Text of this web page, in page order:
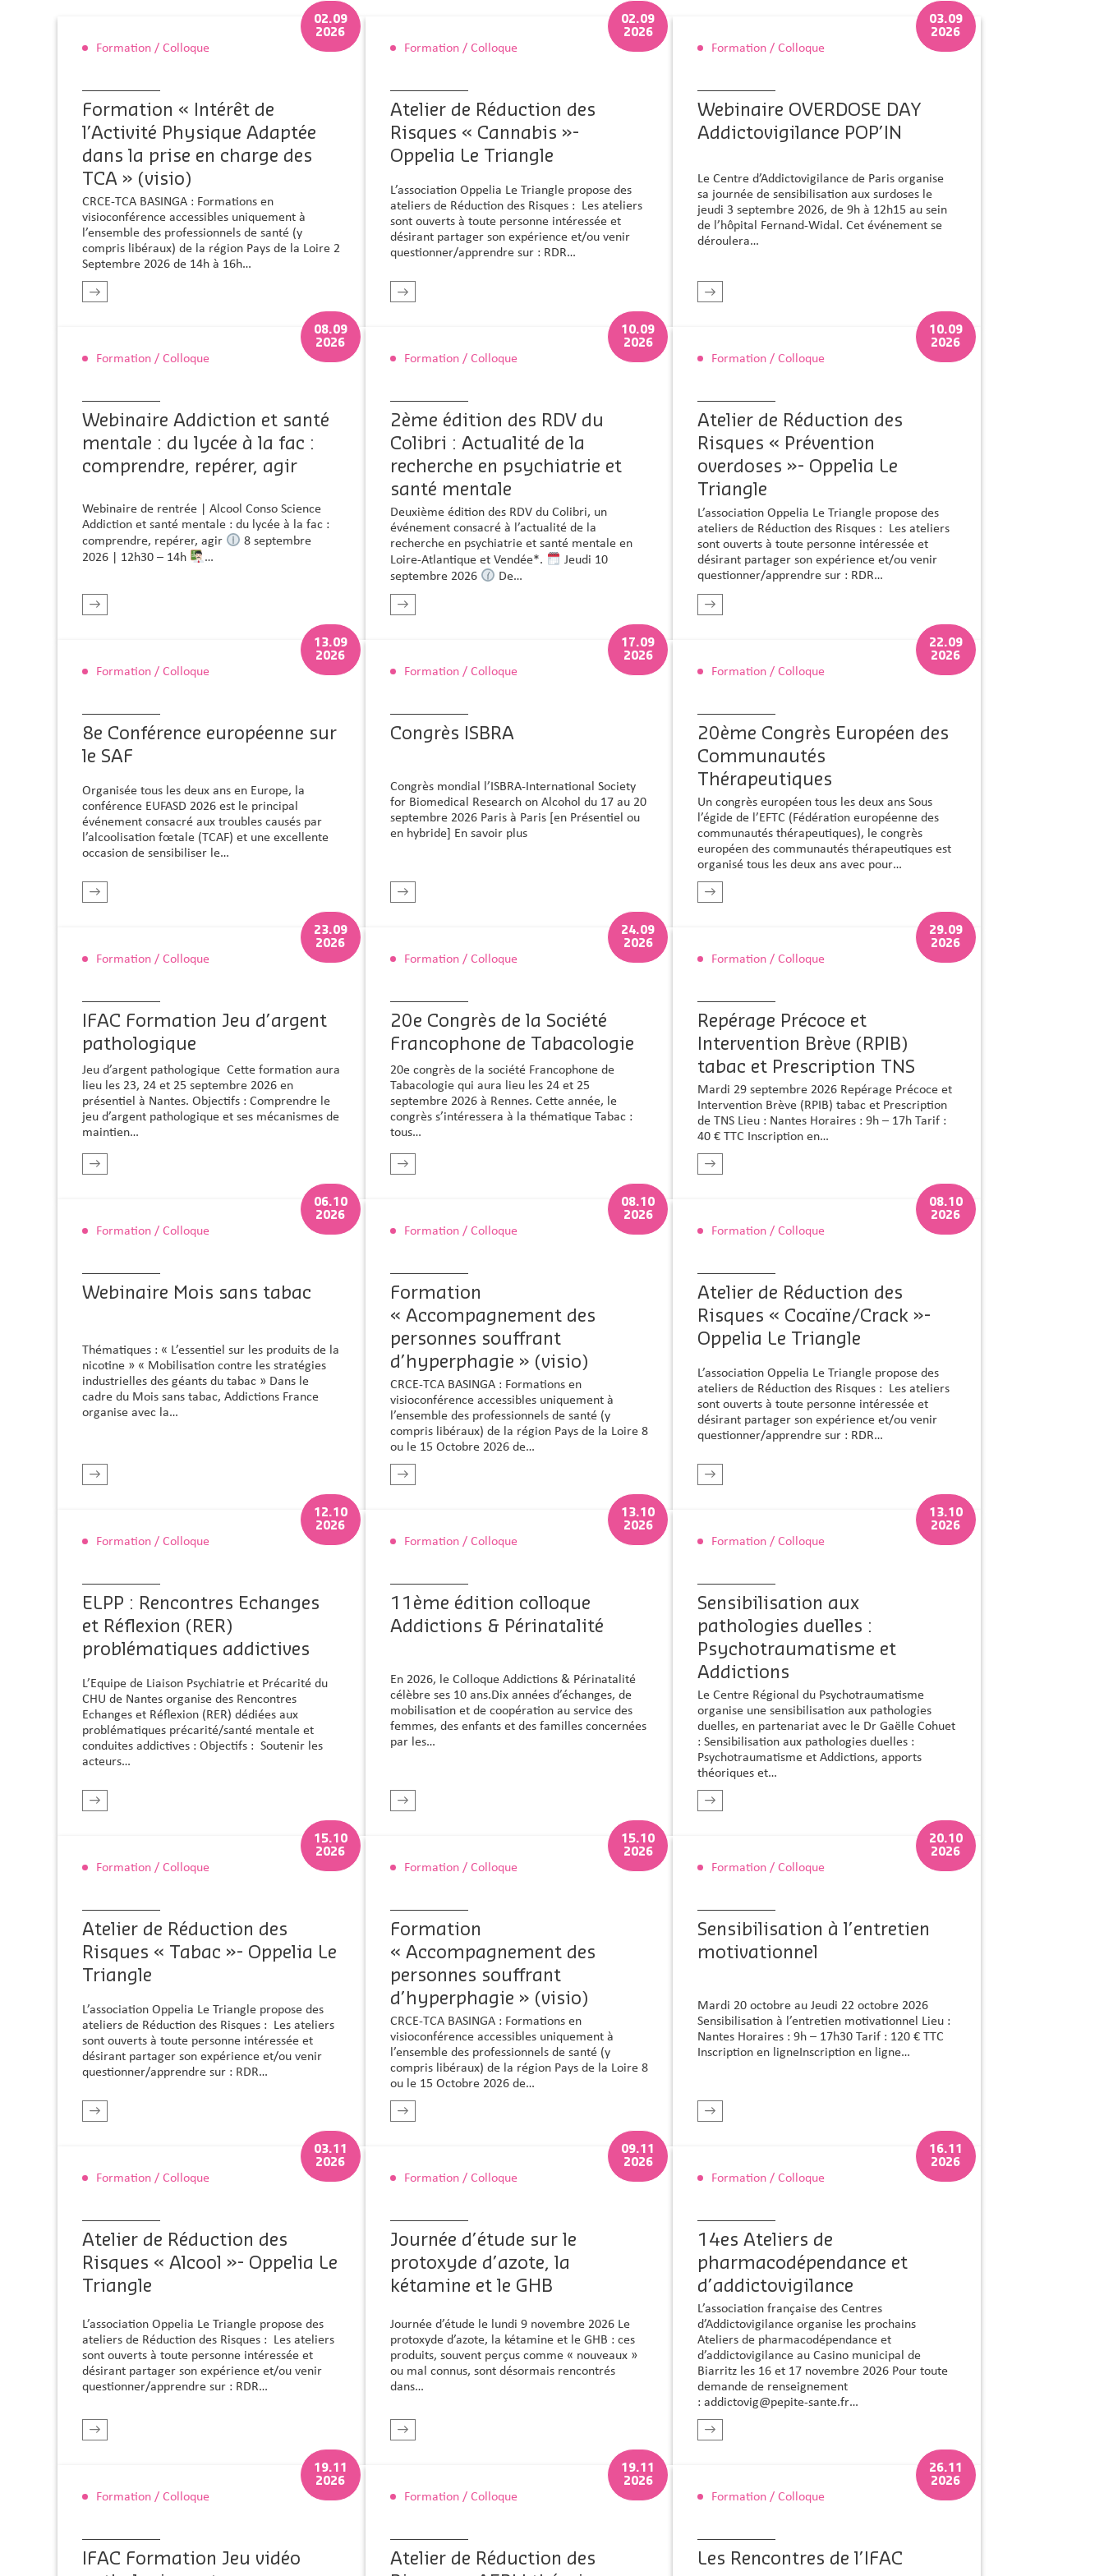
Formation / Colloque
02.09
2026
Formation « Intérêt de
l’Activité Physique Adaptée
dans la prise en charge des
TCA » (visio)
CRCE-TCA BASINGA : Formations en
visioconférence accessibles uniquement à
l’ensemble des professionnels de santé (y
compris libéraux) de la région Pays de la Loire 2
Septembre 2026 de 14h à 16h…
Formation / Colloque
02.09
2026
Atelier de Réduction des
Risques « Cannabis »-
Oppelia Le Triangle
L’association Oppelia Le Triangle propose des
ateliers de Réduction des Risques : Les ateliers
sont ouverts à toute personne intéressée et
désirant partager son expérience et/ou venir
questionner/apprendre sur : RDR…
Formation / Colloque
03.09
2026
Webinaire OVERDOSE DAY
Addictovigilance POP’IN
Le Centre d’Addictovigilance de Paris organise
sa journée de sensibilisation aux surdoses le
jeudi 3 septembre 2026, de 9h à 12h15 au sein
de l’hôpital Fernand-Widal. Cet événement se
déroulera…
Formation / Colloque
08.09
2026
Webinaire Addiction et santé
mentale : du lycée à la fac :
comprendre, repérer, agir
Webinaire de rentrée | Alcool Conso Science
Addiction et santé mentale : du lycée à la fac :
comprendre, repérer, agir
8 septembre
2026 | 12h30 – 14h
…
Formation / Colloque
10.09
2026
2ème édition des RDV du
Colibri : Actualité de la
recherche en psychiatrie et
santé mentale
Deuxième édition des RDV du Colibri, un
événement consacré à l’actualité de la
recherche en psychiatrie et santé mentale en
Loire-Atlantique et Vendée*.
Jeudi 10
septembre 2026
De…
Formation / Colloque
10.09
2026
Atelier de Réduction des
Risques « Prévention
overdoses »- Oppelia Le
Triangle
L’association Oppelia Le Triangle propose des
ateliers de Réduction des Risques : Les ateliers
sont ouverts à toute personne intéressée et
désirant partager son expérience et/ou venir
questionner/apprendre sur : RDR…
Formation / Colloque
13.09
2026
8e Conférence européenne sur
le SAF
Organisée tous les deux ans en Europe, la
conférence EUFASD 2026 est le principal
événement consacré aux troubles causés par
l’alcoolisation fœtale (TCAF) et une excellente
occasion de sensibiliser le…
Formation / Colloque
17.09
2026
Congrès ISBRA
Congrès mondial l’ISBRA-International Society
for Biomedical Research on Alcohol du 17 au 20
septembre 2026 Paris à Paris [en Présentiel ou
en hybride] En savoir plus
Formation / Colloque
22.09
2026
20ème Congrès Européen des
Communautés
Thérapeutiques
Un congrès européen tous les deux ans Sous
l’égide de l’EFTC (Fédération européenne des
communautés thérapeutiques), le congrès
européen des communautés thérapeutiques est
organisé tous les deux ans avec pour…
Formation / Colloque
23.09
2026
IFAC Formation Jeu d’argent
pathologique
Jeu d’argent pathologique Cette formation aura
lieu les 23, 24 et 25 septembre 2026 en
présentiel à Nantes. Objectifs : Comprendre le
jeu d’argent pathologique et ses mécanismes de
maintien…
Formation / Colloque
24.09
2026
20e Congrès de la Société
Francophone de Tabacologie
20e congrès de la société Francophone de
Tabacologie qui aura lieu les 24 et 25
septembre 2026 à Rennes. Cette année, le
congrès s’intéressera à la thématique Tabac :
tous…
Formation / Colloque
29.09
2026
Repérage Précoce et
Intervention Brève (RPIB)
tabac et Prescription TNS
Mardi 29 septembre 2026 Repérage Précoce et
Intervention Brève (RPIB) tabac et Prescription
de TNS Lieu : Nantes Horaires : 9h – 17h Tarif :
40 € TTC Inscription en…
Formation / Colloque
06.10
2026
Webinaire Mois sans tabac
Thématiques : « L’essentiel sur les produits de la
nicotine » « Mobilisation contre les stratégies
industrielles des géants du tabac » Dans le
cadre du Mois sans tabac, Addictions France
organise avec la…
Formation / Colloque
08.10
2026
Formation
« Accompagnement des
personnes souffrant
d’hyperphagie » (visio)
CRCE-TCA BASINGA : Formations en
visioconférence accessibles uniquement à
l’ensemble des professionnels de santé (y
compris libéraux) de la région Pays de la Loire 8
ou le 15 Octobre 2026 de…
Formation / Colloque
08.10
2026
Atelier de Réduction des
Risques « Cocaïne/Crack »-
Oppelia Le Triangle
L’association Oppelia Le Triangle propose des
ateliers de Réduction des Risques : Les ateliers
sont ouverts à toute personne intéressée et
désirant partager son expérience et/ou venir
questionner/apprendre sur : RDR…
Formation / Colloque
12.10
2026
ELPP : Rencontres Echanges
et Réflexion (RER)
problématiques addictives
L’Equipe de Liaison Psychiatrie et Précarité du
CHU de Nantes organise des Rencontres
Echanges et Réflexion (RER) dédiées aux
problématiques précarité/santé mentale et
conduites addictives : Objectifs : Soutenir les
acteurs…
Formation / Colloque
13.10
2026
11ème édition colloque
Addictions & Périnatalité
En 2026, le Colloque Addictions & Périnatalité
célèbre ses 10 ans.Dix années d’échanges, de
mobilisation et de coopération au service des
femmes, des enfants et des familles concernées
par les…
Formation / Colloque
13.10
2026
Sensibilisation aux
pathologies duelles :
Psychotraumatisme et
Addictions
Le Centre Régional du Psychotraumatisme
organise une sensibilisation aux pathologies
duelles, en partenariat avec le Dr Gaëlle Cohuet
: Sensibilisation aux pathologies duelles :
Psychotraumatisme et Addictions, apports
théoriques et…
Formation / Colloque
15.10
2026
Atelier de Réduction des
Risques « Tabac »- Oppelia Le
Triangle
L’association Oppelia Le Triangle propose des
ateliers de Réduction des Risques : Les ateliers
sont ouverts à toute personne intéressée et
désirant partager son expérience et/ou venir
questionner/apprendre sur : RDR…
Formation / Colloque
15.10
2026
Formation
« Accompagnement des
personnes souffrant
d’hyperphagie » (visio)
CRCE-TCA BASINGA : Formations en
visioconférence accessibles uniquement à
l’ensemble des professionnels de santé (y
compris libéraux) de la région Pays de la Loire 8
ou le 15 Octobre 2026 de…
Formation / Colloque
20.10
2026
Sensibilisation à l’entretien
motivationnel
Mardi 20 octobre au Jeudi 22 octobre 2026
Sensibilisation à l’entretien motivationnel Lieu :
Nantes Horaires : 9h – 17h30 Tarif : 120 € TTC
Inscription en ligneInscription en ligne…
Formation / Colloque
03.11
2026
Atelier de Réduction des
Risques « Alcool »- Oppelia Le
Triangle
L’association Oppelia Le Triangle propose des
ateliers de Réduction des Risques : Les ateliers
sont ouverts à toute personne intéressée et
désirant partager son expérience et/ou venir
questionner/apprendre sur : RDR…
Formation / Colloque
09.11
2026
Journée d’étude sur le
protoxyde d’azote, la
kétamine et le GHB
Journée d’étude le lundi 9 novembre 2026 Le
protoxyde d’azote, la kétamine et le GHB : ces
produits, souvent perçus comme « nouveaux »
ou mal connus, sont désormais rencontrés
dans…
Formation / Colloque
16.11
2026
14es Ateliers de
pharmacodépendance et
d’addictovigilance
L’association française des Centres
d’Addictovigilance organise les prochains
Ateliers de pharmacodépendance et
d’addictovigilance au Casino municipal de
Biarritz les 16 et 17 novembre 2026 Pour toute
demande de renseignement
: addictovig@pepite-sante.fr…
Formation / Colloque
19.11
2026
IFAC Formation Jeu vidéo
Formation / Colloque
19.11
2026
Atelier de Réduction des
Formation / Colloque
26.11
2026
Les Rencontres de l’IFAC